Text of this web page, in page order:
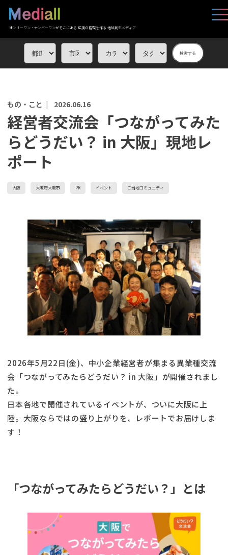
オンリーワン・ナンバーワンがそこにある 応援の循環を作る 地域創生メディア
検索する
もの・こと | 2026.06.16
経営者交流会「つながってみた
らどうだい？ in 大阪」現地レ
ポート
大阪 大阪府大阪市 PR イベント ご当地コミュニティ
2026年5月22日(金)、中小企業経営者が集まる異業種交流
会「つながってみたらどうだい？ in 大阪」が開催されまし
た。
日本各地で開催されているイベントが、ついに大阪に上
陸。大阪ならではの盛り上がりを、レポートでお届けしま
す！
「つながってみたらどうだい？」とは